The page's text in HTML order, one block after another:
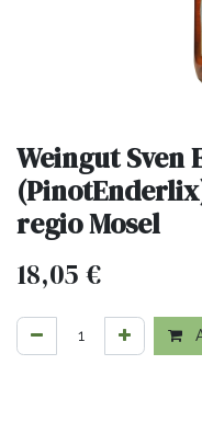
Weingut Sven
regio Mosel
18,05 €